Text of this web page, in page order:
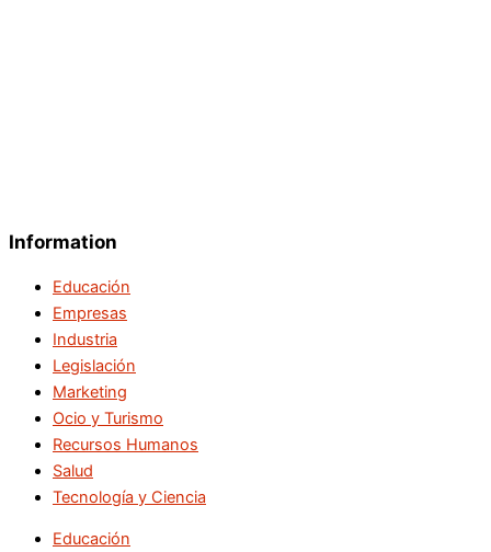
Information
Educación
Empresas
Industria
Legislación
Marketing
Ocio y Turismo
Recursos Humanos
Salud
Tecnología y Ciencia
Educación